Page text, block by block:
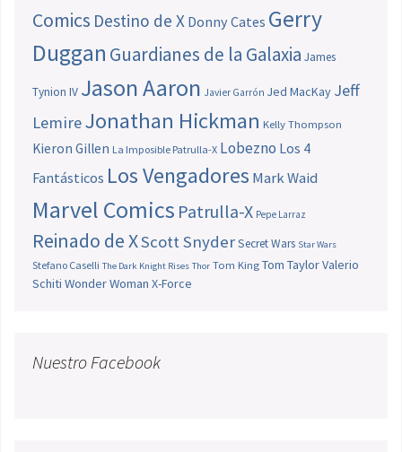
Comics Destino de X Donny Cates Gerry
Duggan Guardianes de la Galaxia James
Tynion IV Jason Aaron Javier Garrón Jed MacKay Jeff
LemireJonathan Hickman Kelly Thompson
Kieron Gillen La Imposible Patrulla-X Lobezno Los 4
Fantásticos Los Vengadores Mark Waid
Marvel Comics Patrulla-X Pepe Larraz
Reinado de XScott SnyderSecret Wars Star Wars
Stefano Caselli The Dark Knight Rises Thor Tom King Tom TaylorValerio
Schiti Wonder Woman X-Force
Nuestro Facebook